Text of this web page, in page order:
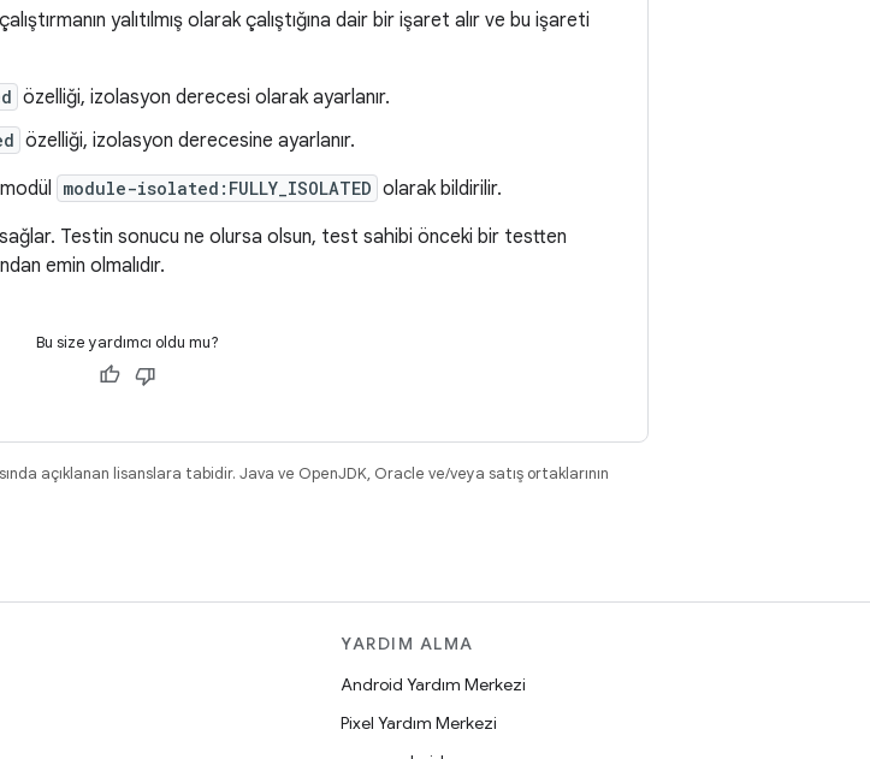
yalıtılmış olarak çalıştığına dair bir işaret alır ve bu işareti
özelliği, izolasyon derecesi olarak ayarlanır.
özelliği, izolasyon derecesine ayarlanır.
module-isolated:FULLY_ISOLATED olarak bildirilir.
Testin sonucu ne olursa olsun, test sahibi önceki bir testten
emin olmalıdır.
Bu size yardımcı oldu mu?
açıklanan lisanslara tabidir. Java ve OpenJDK, Oracle ve/veya satış ortaklarının
YARDIM ALMA
Android Yardım Merkezi
Pixel Yardım Merkezi